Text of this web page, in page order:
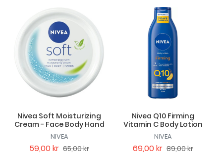
Nivea Soft Moisturizing
Cream - Face Body Hand
NIVEA
59,00 kr 65,00 kr
Nivea Q10 Firming
Vitamin C Body Lotion
NIVEA
69,00 kr 89,00 kr